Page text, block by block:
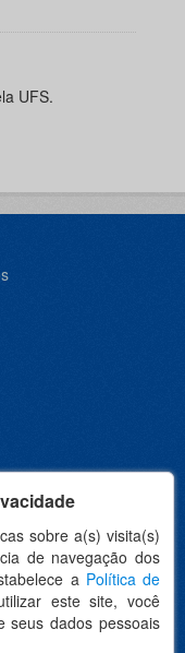
sobre a(s) visita(s)
de navegação dos
a Política de
este site, você
seus dados pessoais
UFS.